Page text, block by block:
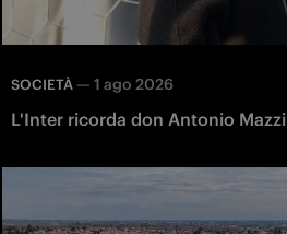
SOCIETÀ — 1 ago 2026
L'Inter ricorda don Antonio Mazzi